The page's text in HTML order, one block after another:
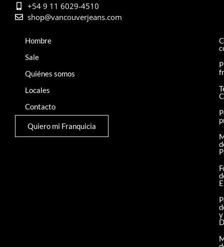
+54 9 11 6029-4510
shop@vancouverjeans.com
Hombre
Sale
Quiénes somos
Locales
Contacto
Quiero mi Franquicia
y